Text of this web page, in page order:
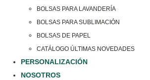
BOLSAS PARA LAVANDERÍA
BOLSAS PARA SUBLIMACIÓN
BOLSAS DE PAPEL
CATÁLOGO ÚLTIMAS NOVEDADES
PERSONALIZACIÓN
NOSOTROS